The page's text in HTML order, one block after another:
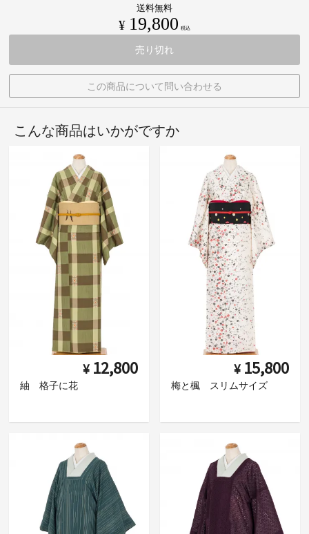
送料無料
¥ 19,800 税込
売り切れ
この商品について問い合わせる
こんな商品はいかがですか
¥ 12,800
紬 格子に花
¥ 15,800
梅と楓 スリムサイズ